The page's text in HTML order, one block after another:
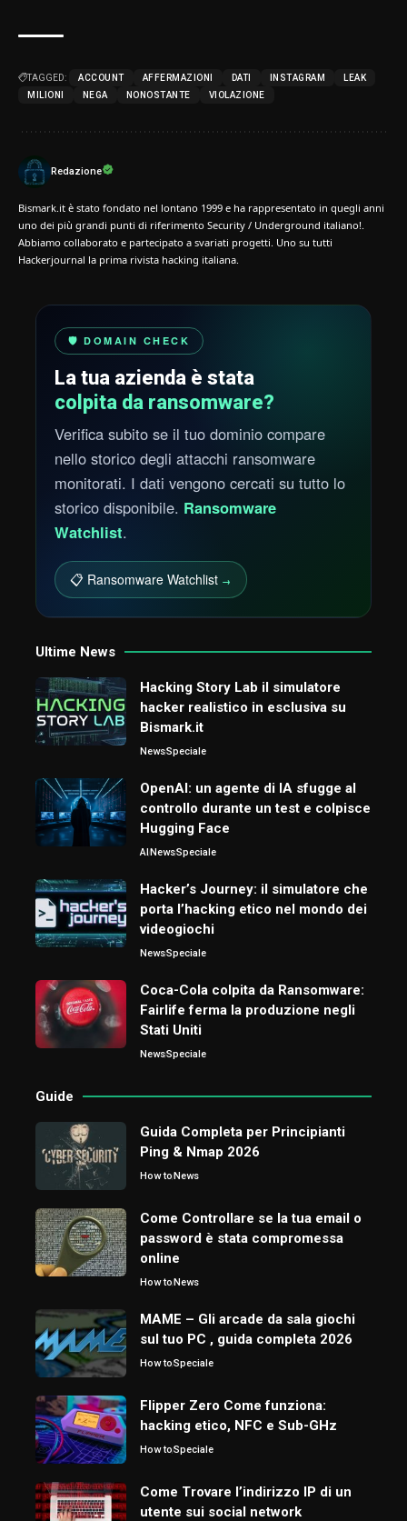
TAGGED: ACCOUNT AFFERMAZIONI DATI INSTAGRAM
LEAK
MILIONI
NEGA NONOSTANTE VIOLAZIONE
Redazione
Bismark.it è stato fondato nel lontano 1999 e ha rappresentato in quegli anni
uno dei più grandi punti di riferimento Security / Underground italiano!.
Abbiamo collaborato e partecipato a svariati progetti. Uno su tutti
Hackerjournal la prima rivista hacking italiana.
🛡️ DOMAIN CHECK
La tua azienda è stata
colpita da ransomware?
Verifica subito se il tuo dominio compare
nello storico degli attacchi ransomware
monitorati. I dati vengono cercati su tutto lo
storico disponibile. Ransomware
Watchlist.
📋 Ransomware Watchlist →
Ultime News
Hacking Story Lab il simulatore
hacker realistico in esclusiva su
Bismark.it
NewsSpeciale
OpenAI: un agente di IA sfugge al
controllo durante un test e colpisce
Hugging Face
AINewsSpeciale
Hacker’s Journey: il simulatore che
porta l’hacking etico nel mondo dei
videogiochi
NewsSpeciale
Coca-Cola colpita da Ransomware:
Fairlife ferma la produzione negli
Stati Uniti
NewsSpeciale
Guide
Guida Completa per Principianti
Ping & Nmap 2026
How toNews
Come Controllare se la tua email o
password è stata compromessa
online
How toNews
MAME – Gli arcade da sala giochi
sul tuo PC , guida completa 2026
How toSpeciale
Flipper Zero Come funziona:
hacking etico, NFC e Sub-GHz
How toSpeciale
Come Trovare l’indirizzo IP di un
utente sui social network